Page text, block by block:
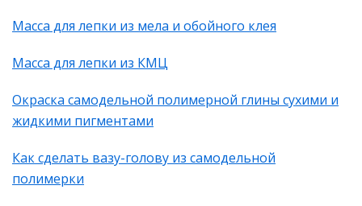
Масса для лепки из мела и обойного клея
Масса для лепки из КМЦ
Окраска самодельной полимерной глины сухими и
жидкими пигментами
Как сделать вазу-голову из самодельной
полимерки